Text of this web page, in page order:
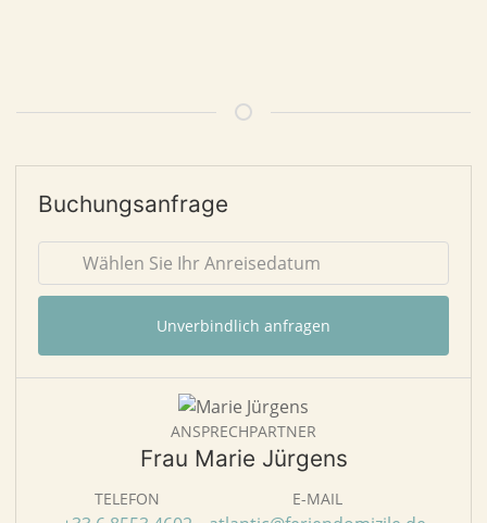
Buchungsanfrage
Unverbindlich anfragen
ANSPRECHPARTNER
Frau Marie Jürgens
TELEFON E-MAIL